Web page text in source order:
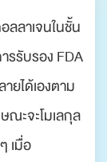
ลาเจนในชั้น
รรับรอง FDA
ยได้เองตาม
ณะจะโมเลกุล
เมื่อ